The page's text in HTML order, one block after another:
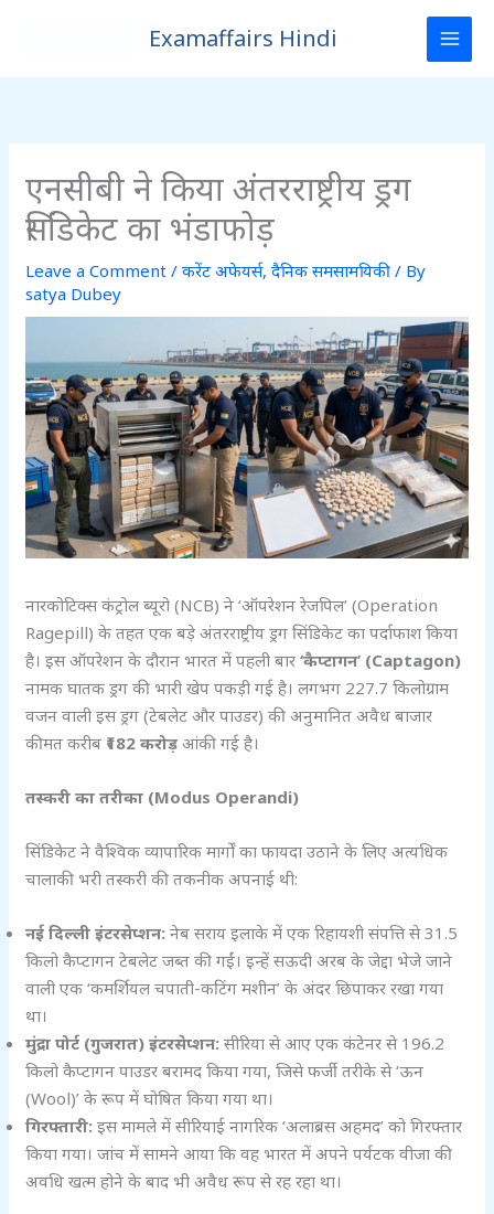
Examaffairs Hindi
एनसीबी ने किया अंतरराष्ट्रीय ड्रग
सिंडिकेट का भंडाफोड़
Leave a Comment /करेंट अफेयर्स,दैनिक समसामयिकी / By
satya Dubey
नारकोटिक्स कंट्रोल ब्यूरो (NCB) ने ‘ऑपरेशन रेजपिल’ (Operation
Ragepill) के तहत एक बड़े अंतरराष्ट्रीय ड्रग सिंडिकेट का पर्दाफाश किया
है। इस ऑपरेशन के दौरान भारत में पहली बार‘कैप्टागन’ (Captagon)
नामक घातक ड्रग की भारी खेप पकड़ी गई है। लगभग 227.7 किलोग्राम
वजन वाली इस ड्रग (टेबलेट और पाउडर) की अनुमानित अवैध बाजार
कीमत करीब ₹182करोड़ आंकी गई है।
तस्करी का तरीका (Modus Operandi)
सिंडिकेट ने वैश्विक व्यापारिक मार्गों का फायदा उठाने के लिए अत्यधिक
चालाकी भरी तस्करी की तकनीक अपनाई थी:
नई दिल्ली इंटरसेप्शन: नेब सराय इलाके में एक रिहायशी संपत्ति से 31.5
किलो कैप्टागन टेबलेट जब्त की गईं। इन्हें सऊदी अरब के जेद्दा भेजे जाने
वाली एक ‘कमर्शियल चपाती-कटिंग मशीन’ के अंदर छिपाकर रखा गया
था।
मुंद्रा पोर्ट (गुजरात) इंटरसेप्शन: सीरिया से आए एक कंटेनर से 196.2
किलो कैप्टागन पाउडर बरामद किया गया, जिसे फर्जी तरीके से ‘ऊन
(Wool)’ के रूप में घोषित किया गया था।
गिरफ्तारी: इस मामले में सीरियाई नागरिक ‘अलाब्रस अहमद’ को गिरफ्तार
किया गया। जांच में सामने आया कि वह भारत में अपने पर्यटक वीजा की
अवधि खत्म होने के बाद भी अवैध रूप से रह रहा था।